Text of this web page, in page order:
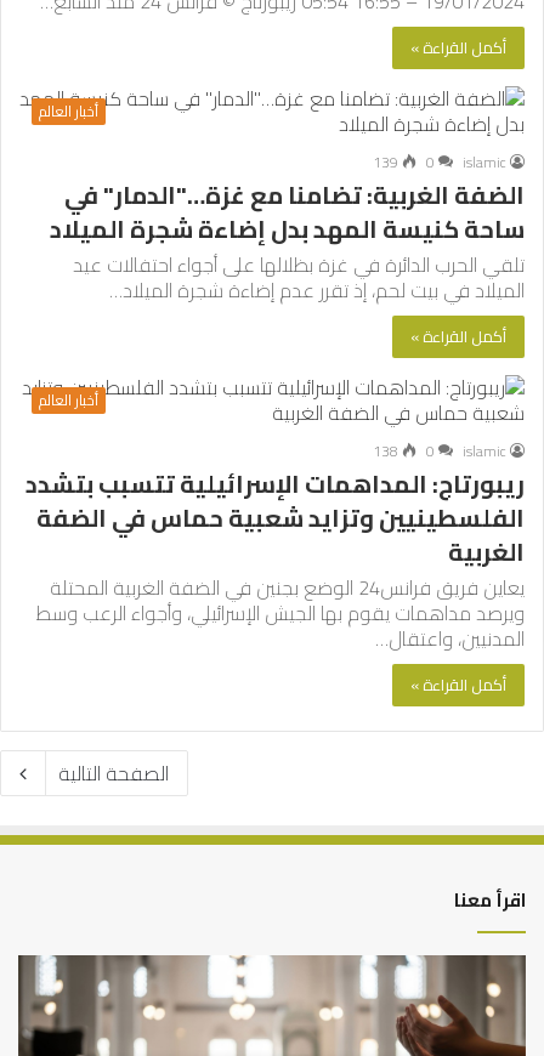
أكمل القراءة »
أخبار العالم
islamic
0
139
الضفة الغربية: تضامنا مع غزة…"الدمار" في
ساحة كنيسة المهد بدل إضاءة شجرة الميلاد
تلقي الحرب الدائرة في غزة بظلالها على أجواء احتفالات عيد
الميلاد في بيت لحم، إذ تقرر عدم إضاءة شجرة الميلاد…
أكمل القراءة »
أخبار العالم
islamic
0
138
ريبورتاج: المداهمات الإسرائيلية تتسبب بتشدد
الفلسطينيين وتزايد شعبية حماس في الضفة
الغربية
يعاين فريق فرانس24 الوضع بجنين في الضفة الغربية المحتلة
ويرصد مداهمات يقوم بها الجيش الإسرائيلي، وأجواء الرعب وسط
المدنيين، واعتقال…
أكمل القراءة »
الصفحة التالية
اقرأ معنا
العلاقة
العلمية
بين
الإمام